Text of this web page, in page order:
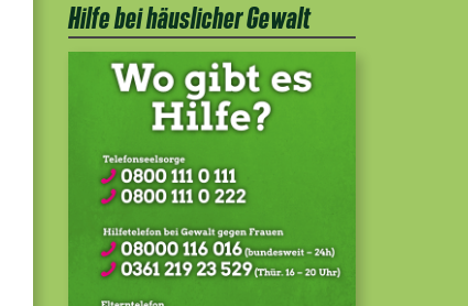
Hilfe bei häuslicher Gewalt